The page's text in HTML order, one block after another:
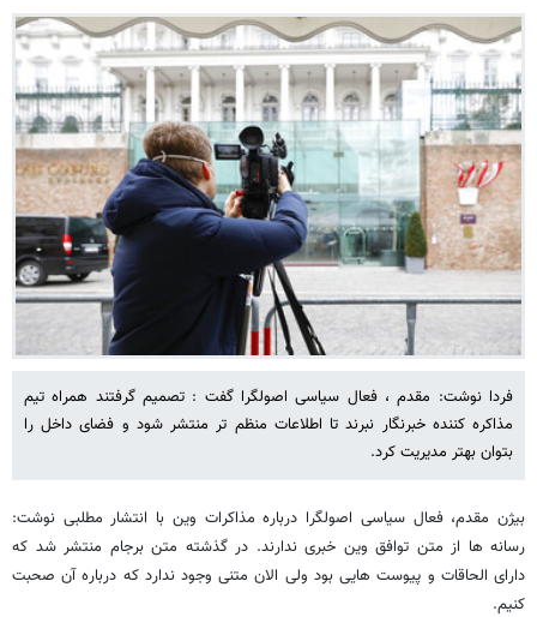
فردا نوشت: مقدم ، فعال سیاسی اصولگرا گفت : تصمیم گرفتند همراه تیم
مذاکره کننده خبرنگار نبرند تا اطلاعات منظم تر منتشر شود و فضای داخل را
بتوان بهتر مدیریت کرد.
بیژن مقدم، فعال سیاسی اصولگرا درباره مذاکرات وین با انتشار مطلبی نوشت:
رسانه ها از متن توافق وین خبری ندارند. در گذشته متن برجام منتشر شد که
دارای الحاقات و پیوست هایی بود ولی الان متنی وجود ندارد که درباره آن صحبت
کنیم.